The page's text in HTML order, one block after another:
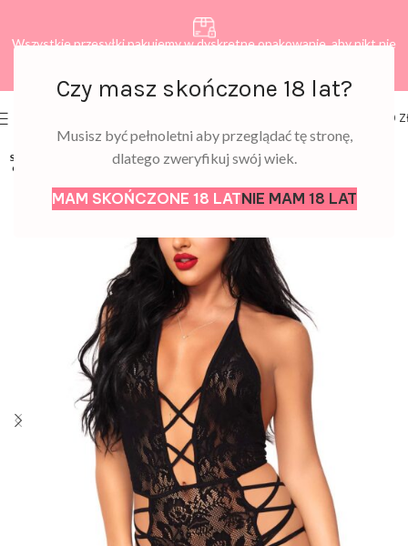
Czy masz skończone 18 lat?
Musisz być pełnoletni aby przeglądać tę stronę,
dlatego zweryfikuj swój wiek.
MAM SKOŃCZONE 18 LATNIE MAM 18 LAT
Wszystkie przesyłki pakujemy w dyskretne opakowanie, aby nikt nie
0,00
SOLD
OUT